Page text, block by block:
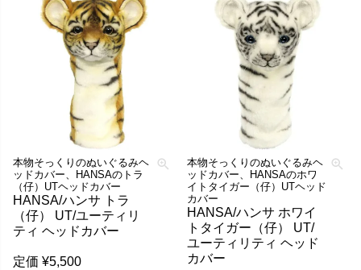
本物そっくりのぬいぐるみヘ
ッドカバー、HANSAのトラ
（仔）UTヘッドカバー
HANSA/ハンサ トラ
（仔） UT/ユーティリ
ティ ヘッドカバー
定価 ¥5,500
本物そっくりのぬいぐるみヘ
ッドカバー、HANSAのホワ
イトタイガー（仔）UTヘッド
カバー
HANSA/ハンサ ホワイ
トタイガー（仔） UT/
ユーティリティ ヘッド
カバー